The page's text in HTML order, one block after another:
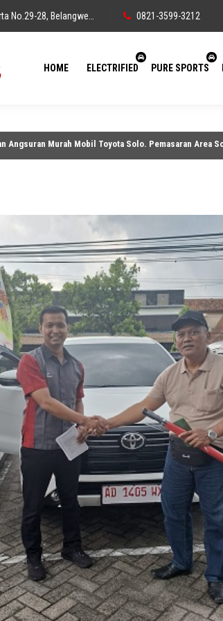
Klaten Utara, Kabupaten Klaten, Jawa Tengah 57438 0821-3599-3212
HOME ELECTRIFIED PURE SPORTS
Murah Mobil Toyota Solo. Pemasaran Area